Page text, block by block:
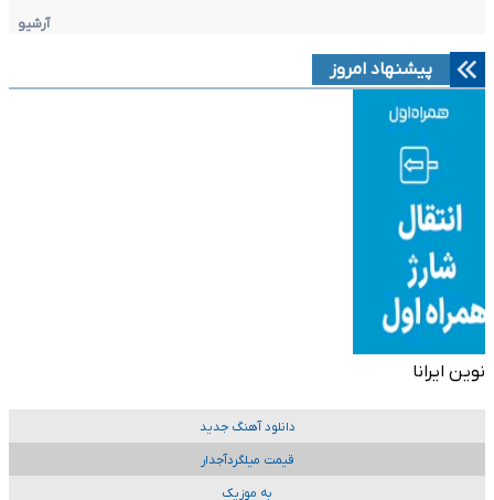
آرشیو
پیشنهاد امروز
نوین ایرانا
دانلود آهنگ جدید
قیمت میلگردآجدار
به موزیک